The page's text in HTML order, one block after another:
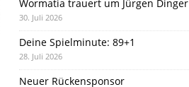
Wormatia trauert um Jürgen Dinger
30. Juli 2026
Deine Spielminute: 89+1
28. Juli 2026
Neuer Rückensponsor